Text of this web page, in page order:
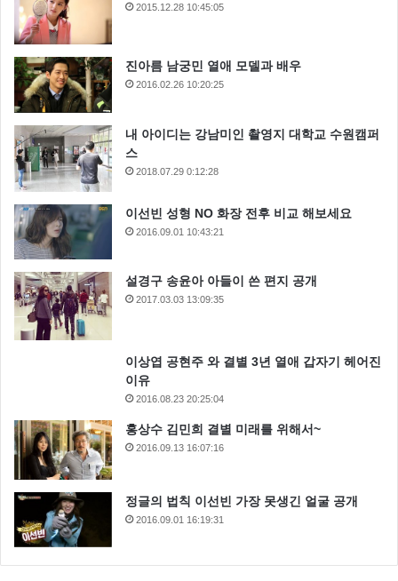
미국에서 한 달 집세라며 상당할 것 같은데요 한 달 집
세에 해당하는 금발 비용 이라는 말에 또 악성 댓글이
달리지 않을까 살짝 걱정도 됩니다.
이날 ‘수주’는 세계적인 모델 ‘바바라 팔빈’의 첫 인상이
나빠서 GD 에게 뒷담화를 했던 사연을 공개 하기도 한
다고 하는데요 ‘수주’가 말하는 모델계의 뒷 이야기 과
연 이떤 이야기 보따리를 풀어 놓을지 궁금해지네요
라디오스타 스테파니 리
스테파니 리는 재미교포 출신 모델 겸 배우 이죠 한국
국적인 부모님이 미국에서 ‘스테파니리’ 를 낳았고 한국
과 미국의 이중 국적을 가지고 있는 분이죠
미국에서 태어났지만 강원도에서 초등학교를 다녔는데
요 4학년때 미국으로 건너가 미국에서 자랐습니다. 그
2015.12.28 10:45:05
진아름 남궁민 열애 모델과 배우
2016.02.26 10:20:25
내 아이디는 강남미인 촬영지 대학교 수원캠퍼
스
2018.07.29 0:12:28
이선빈 성형 NO 화장 전후 비교 해보세요
2016.09.01 10:43:21
설경구 송윤아 아들이 쓴 편지 공개
2017.03.03 13:09:35
이상엽 공현주 와 결별 3년 열애 갑자기 헤어진
이유
2016.08.23 20:25:04
홍상수 김민희 결별 미래를 위해서~
2016.09.13 16:07:16
정글의 법칙 이선빈 가장 못생긴 얼굴 공개
2016.09.01 16:19:31